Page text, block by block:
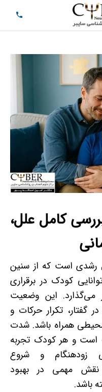
کامل علل،
رشدی است که از سنین
کودک در برقراری
می‌گذارد. این وضعیت
گفتار، تکرار حرکات و
همراه باشد. شدت
است و هر کودک تجربه
زودهنگام و شروع
نقش مهمی در بهبود
باشد.